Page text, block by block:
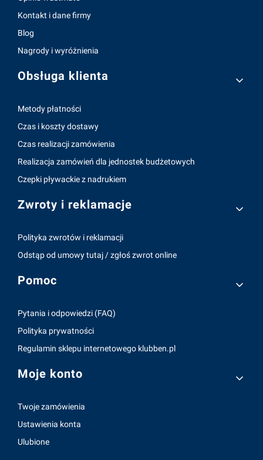
Kontakt i dane firmy
Blog
Nagrody i wyróżnienia
Obsługa klienta
Metody płatności
Czas i koszty dostawy
Czas realizacji zamówienia
Realizacja zamówień dla jednostek budżetowych
Czepki pływackie z nadrukiem
Zwroty i reklamacje
Polityka zwrotów i reklamacji
Odstąp od umowy tutaj / zgłoś zwrot online
Pomoc
Pytania i odpowiedzi (FAQ)
Polityka prywatności
Regulamin sklepu internetowego klubben.pl
Moje konto
Twoje zamówienia
Ustawienia konta
Ulubione